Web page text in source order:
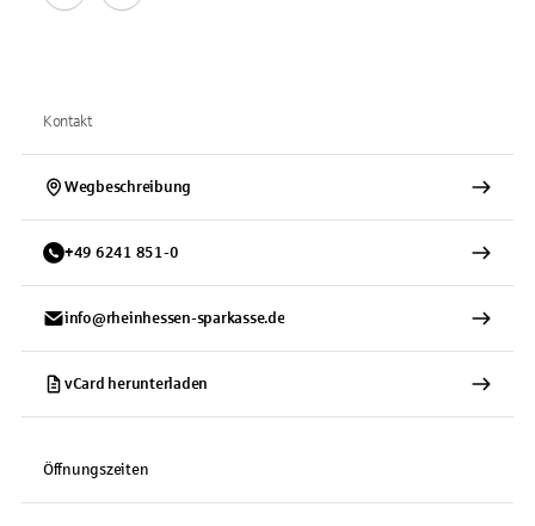
Kontakt
Wegbeschreibung
+49 6241 851-0
info@rheinhessen-sparkasse.de
vCard herunterladen
Öffnungszeiten